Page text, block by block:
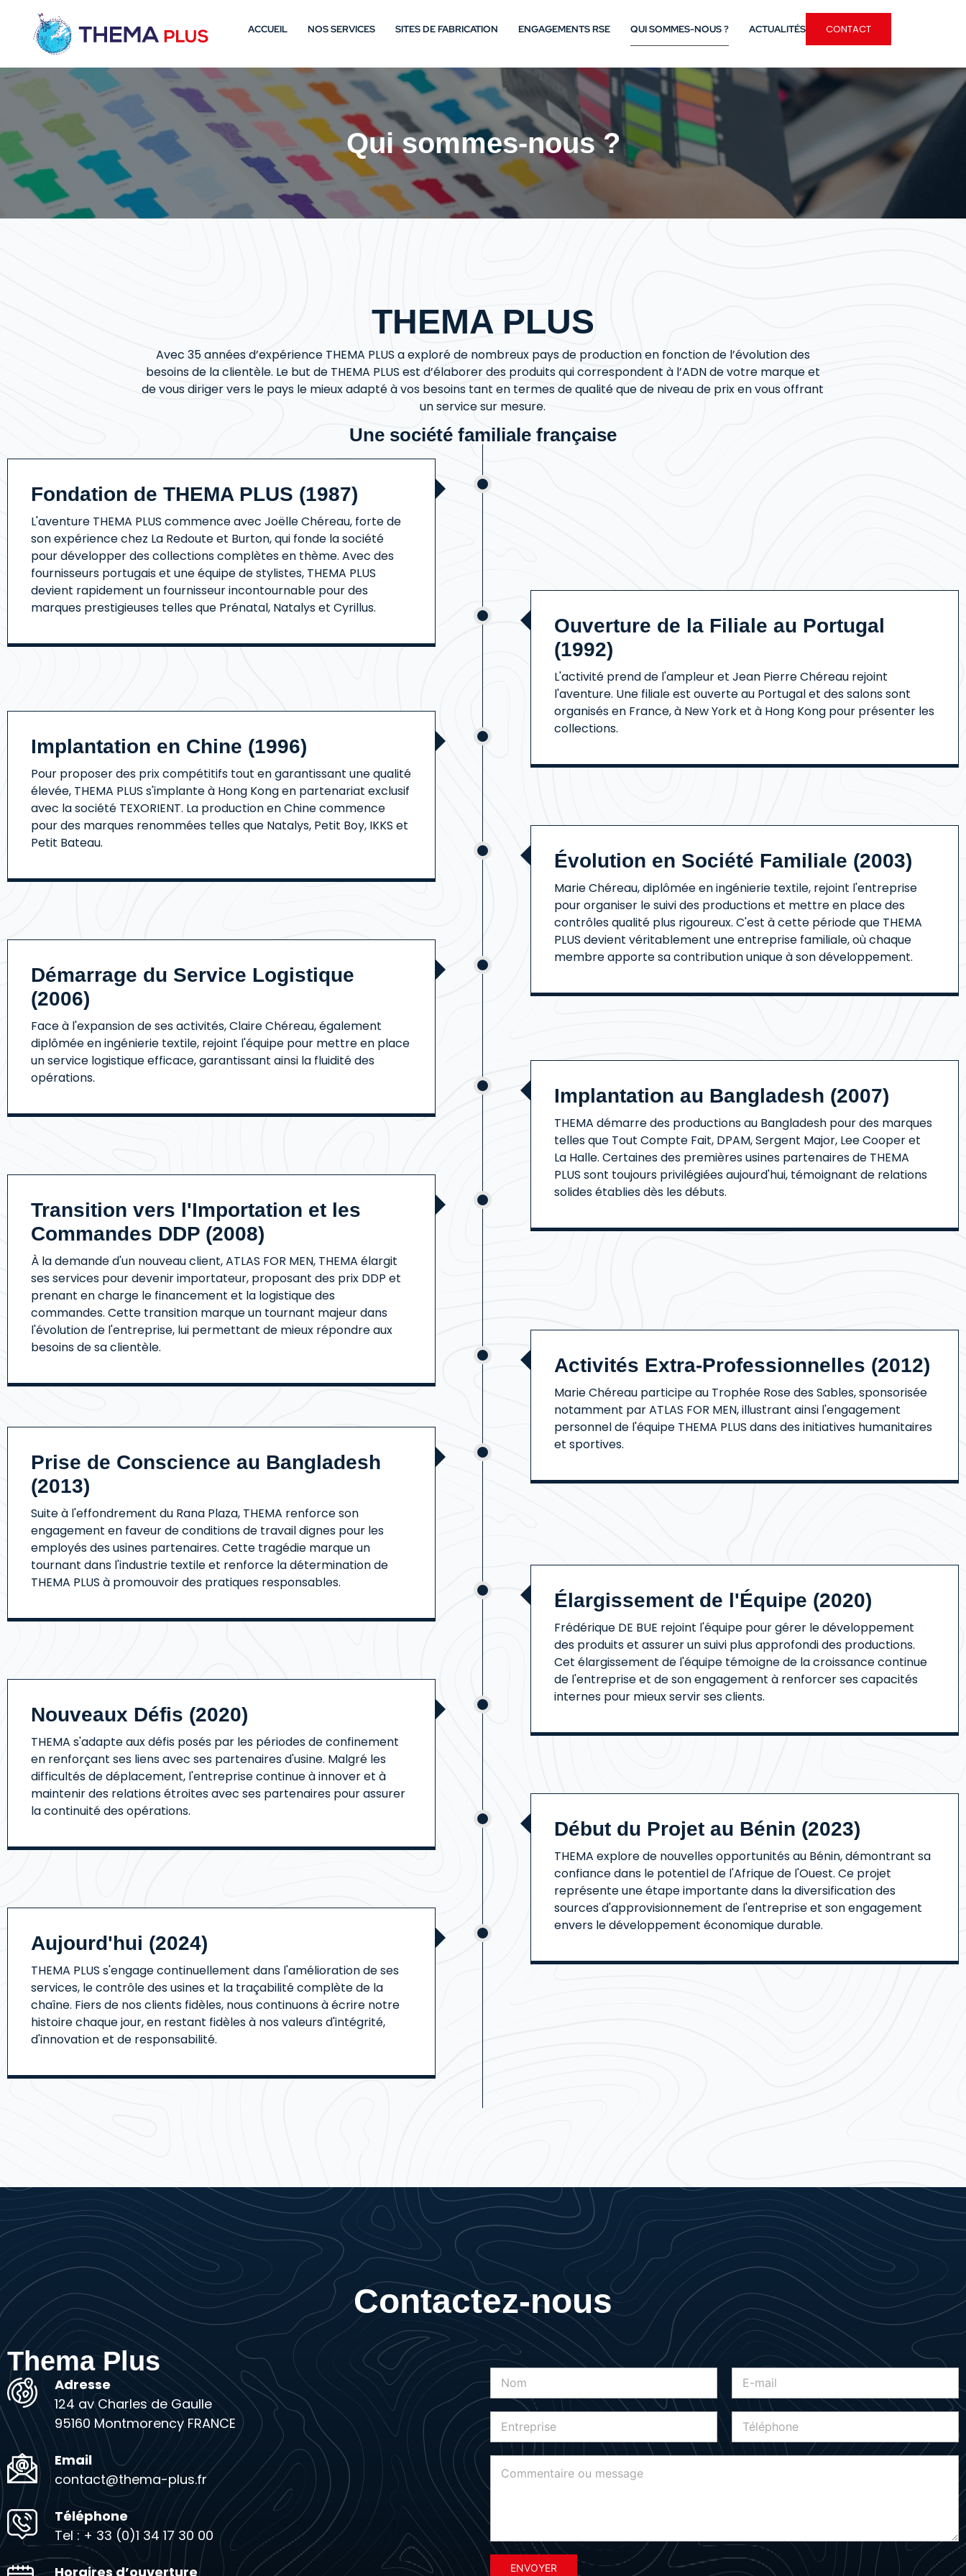
ACCUEIL NOS SERVICES SITES DE FABRICATION ENGAGEMENTS RSE QUI SOMMES-NOUS ? ACTUALITÉS CONTACT
Qui sommes-nous ?
THEMA PLUS
Avec 35 années d’expérience THEMA PLUS a exploré de nombreux pays de production en fonction de l’évolution des
besoins de la clientèle. Le but de THEMA PLUS est d’élaborer des produits qui correspondent à l’ADN de votre marque et
de vous diriger vers le pays le mieux adapté à vos besoins tant en termes de qualité que de niveau de prix en vous offrant
un service sur mesure.
Une société familiale française
Fondation de THEMA PLUS (1987)
L'aventure THEMA PLUS commence avec Joëlle Chéreau, forte de
son expérience chez La Redoute et Burton, qui fonde la société
pour développer des collections complètes en thème. Avec des
fournisseurs portugais et une équipe de stylistes, THEMA PLUS
devient rapidement un fournisseur incontournable pour des
marques prestigieuses telles que Prénatal, Natalys et Cyrillus.
Ouverture de la Filiale au Portugal
(1992)
L'activité prend de l'ampleur et Jean Pierre Chéreau rejoint
l'aventure. Une filiale est ouverte au Portugal et des salons sont
organisés en France, à New York et à Hong Kong pour présenter les
collections.
Implantation en Chine (1996)
Pour proposer des prix compétitifs tout en garantissant une qualité
élevée, THEMA PLUS s'implante à Hong Kong en partenariat exclusif
avec la société TEXORIENT. La production en Chine commence
pour des marques renommées telles que Natalys, Petit Boy, IKKS et
Petit Bateau.
Évolution en Société Familiale (2003)
Marie Chéreau, diplômée en ingénierie textile, rejoint l'entreprise
pour organiser le suivi des productions et mettre en place des
contrôles qualité plus rigoureux. C'est à cette période que THEMA
PLUS devient véritablement une entreprise familiale, où chaque
membre apporte sa contribution unique à son développement.
Démarrage du Service Logistique
(2006)
Face à l'expansion de ses activités, Claire Chéreau, également
diplômée en ingénierie textile, rejoint l'équipe pour mettre en place
un service logistique efficace, garantissant ainsi la fluidité des
opérations.
Implantation au Bangladesh (2007)
THEMA démarre des productions au Bangladesh pour des marques
telles que Tout Compte Fait, DPAM, Sergent Major, Lee Cooper et
La Halle. Certaines des premières usines partenaires de THEMA
PLUS sont toujours privilégiées aujourd'hui, témoignant de relations
solides établies dès les débuts.
Transition vers l'Importation et les
Commandes DDP (2008)
À la demande d'un nouveau client, ATLAS FOR MEN, THEMA élargit
ses services pour devenir importateur, proposant des prix DDP et
prenant en charge le financement et la logistique des
commandes. Cette transition marque un tournant majeur dans
l'évolution de l'entreprise, lui permettant de mieux répondre aux
besoins de sa clientèle.
Activités Extra-Professionnelles (2012)
Marie Chéreau participe au Trophée Rose des Sables, sponsorisée
notamment par ATLAS FOR MEN, illustrant ainsi l'engagement
personnel de l'équipe THEMA PLUS dans des initiatives humanitaires
et sportives.
Prise de Conscience au Bangladesh
(2013)
Suite à l'effondrement du Rana Plaza, THEMA renforce son
engagement en faveur de conditions de travail dignes pour les
employés des usines partenaires. Cette tragédie marque un
tournant dans l'industrie textile et renforce la détermination de
THEMA PLUS à promouvoir des pratiques responsables.
Élargissement de l'Équipe (2020)
Frédérique DE BUE rejoint l'équipe pour gérer le développement
des produits et assurer un suivi plus approfondi des productions.
Cet élargissement de l'équipe témoigne de la croissance continue
de l'entreprise et de son engagement à renforcer ses capacités
internes pour mieux servir ses clients.
Nouveaux Défis (2020)
THEMA s'adapte aux défis posés par les périodes de confinement
en renforçant ses liens avec ses partenaires d'usine. Malgré les
difficultés de déplacement, l'entreprise continue à innover et à
maintenir des relations étroites avec ses partenaires pour assurer
la continuité des opérations.
Début du Projet au Bénin (2023)
THEMA explore de nouvelles opportunités au Bénin, démontrant sa
confiance dans le potentiel de l'Afrique de l'Ouest. Ce projet
représente une étape importante dans la diversification des
sources d'approvisionnement de l'entreprise et son engagement
envers le développement économique durable.
Aujourd'hui (2024)
THEMA PLUS s'engage continuellement dans l'amélioration de ses
services, le contrôle des usines et la traçabilité complète de la
chaîne. Fiers de nos clients fidèles, nous continuons à écrire notre
histoire chaque jour, en restant fidèles à nos valeurs d'intégrité,
d'innovation et de responsabilité.
Contactez-nous
Thema Plus
Adresse
124 av Charles de Gaulle
95160 Montmorency FRANCE
Email
contact@thema-plus.fr
Téléphone
Tel : + 33 (0)1 34 17 30 00
Horaires d’ouverture ENVOYER